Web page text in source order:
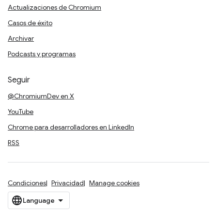
Actualizaciones de Chromium
Casos de éxito
Archivar
Podcasts y programas
Seguir
@ChromiumDev en X
YouTube
Chrome para desarrolladores en LinkedIn
RSS
Condiciones Privacidad Manage cookies